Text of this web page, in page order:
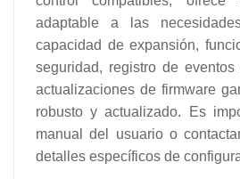
adaptable a las
capacidad de expansión,
seguridad, registro de
actualizaciones de firmware
robusto y actualizado. Es
manual del usuario o
detalles específicos de